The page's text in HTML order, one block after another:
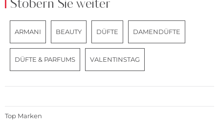
Stöbern Sie weiter
ARMANI BEAUTY DÜFTE DAMENDÜFTE
DÜFTE & PARFUMS VALENTINSTAG
Top Marken